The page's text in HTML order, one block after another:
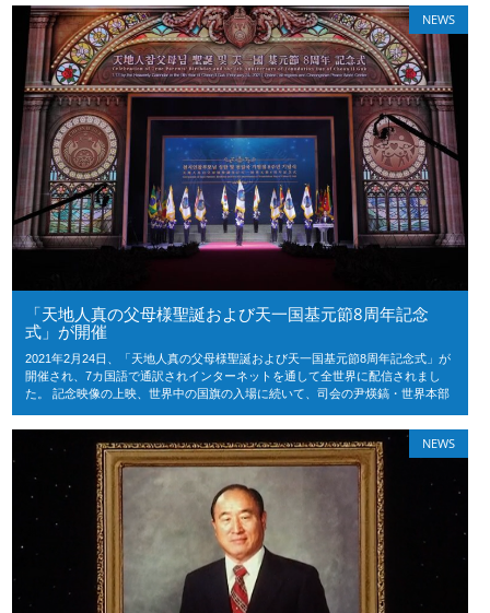
NEWS
「天地人真の父母様聖誕および天一国基元節8周年記念
式」が開催
2021年2月24日、「天地人真の父母様聖誕および天一国基元節8周年記念式」が
開催され、7カ国語で通訳されインターネットを通して全世界に配信されまし
た。 記念映像の上映、世界中の国旗の入場に続いて、司会の尹煐鎬・世界本部
NEWS